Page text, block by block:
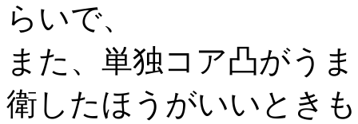
らいで、
また、単独コア凸がう
衛したほうがいいとき